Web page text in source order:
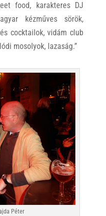
food, karakteres DJ
kézműves sörök,
cocktailok, vidám club
mosolyok, lazaság.”
Péter